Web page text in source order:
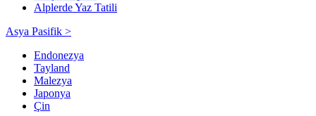
Alplerde Yaz Tatili
Asya Pasifik >
Endonezya
Tayland
Malezya
Japonya
Çin